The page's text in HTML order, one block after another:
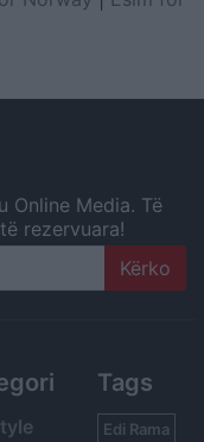
Online Media. Të
rezervuara!
Tags
Edi Rama